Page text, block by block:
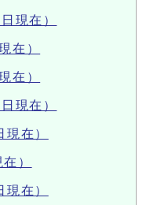
現在）
在）
在）
現在）
在）
）
在）